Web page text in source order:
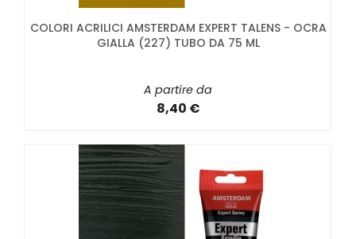
COLORI ACRILICI AMSTERDAM EXPERT TALENS - OCRA
GIALLA (227) TUBO DA 75 ML
A partire da
8,40 €